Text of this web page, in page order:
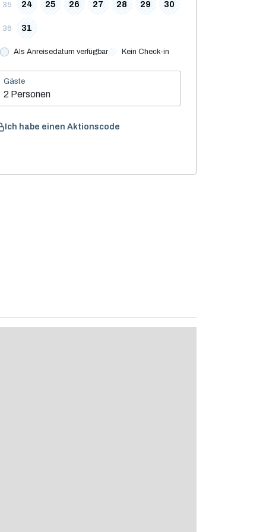
35 24 25 26 27 28 29 30
36 31
Als Anreisedatum verfügbar Kein Check-in
Gäste
2 Personen
Ich habe einen Aktionscode